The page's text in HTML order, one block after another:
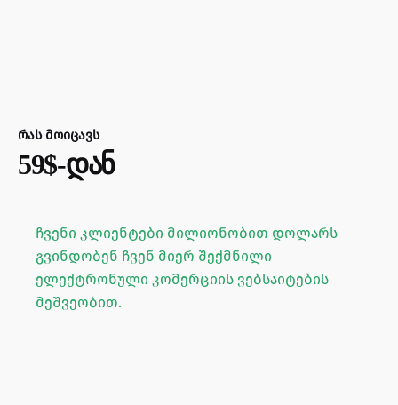
რას მოიცავს
59$-დან
ჩვენი კლიენტები მილიონობით დოლარს
გვინდობენ ჩვენ მიერ შექმნილი
ელექტრონული კომერციის ვებსაიტების
მეშვეობით.